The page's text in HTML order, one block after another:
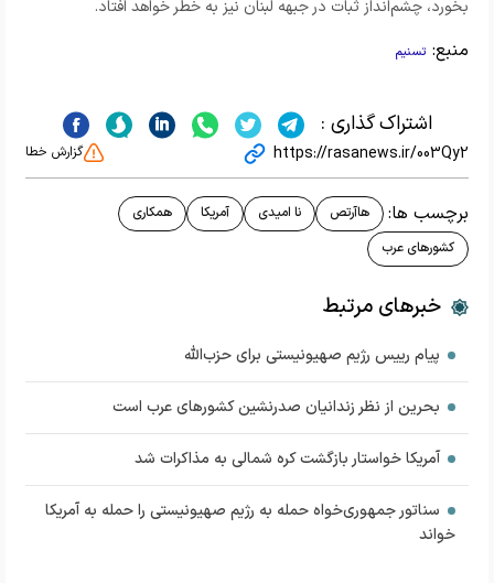
بخورد، چشم‌انداز ثبات در جبهه لبنان نیز به خطر خواهد افتاد.
منبع: تسنیم
اشتراک گذاری :
https://rasanews.ir/003Qy2 گزارش خطا
برچسب ها: هاآرتص نا امیدی آمریکا
همکاری
کشورهای عرب
خبرهای مرتبط
پیام رییس رژیم صهیونیستی برای حزب‌الله
بحرین از نظر زندانیان صدرنشین کشورهای عرب است
آمریکا خواستار بازگشت کره شمالی به مذاکرات شد
سناتور جمهوری‌خواه حمله به رژیم صهیونیستی را حمله به آمریکا
خواند